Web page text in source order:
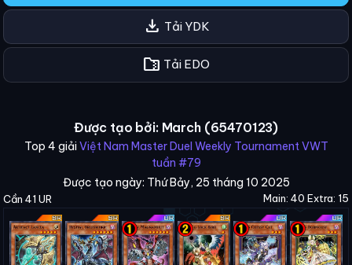
download Tải YDK
folder_zip Tải EDO
Được tạo bởi: March (65470123)
Top 4 giải Việt Nam Master Duel Weekly Tournament VWT
tuần #79
Được tạo ngày: Thứ Bảy, 25 tháng 10 2025
Cần 41 UR Main: 40 Extra: 15